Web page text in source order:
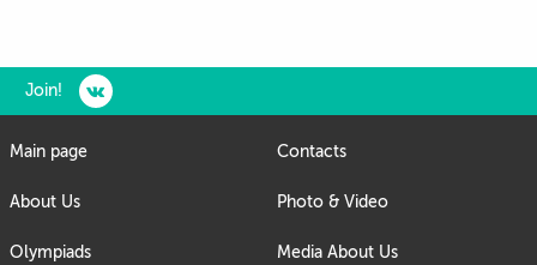
Join!
Main page
About Us
Olympiads
Contacts
Photo & Video
Media About Us